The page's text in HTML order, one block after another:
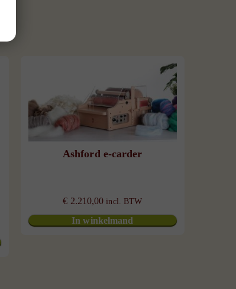
Ashford e-carder
€ 2.210,00 incl. BTW
In winkelmand